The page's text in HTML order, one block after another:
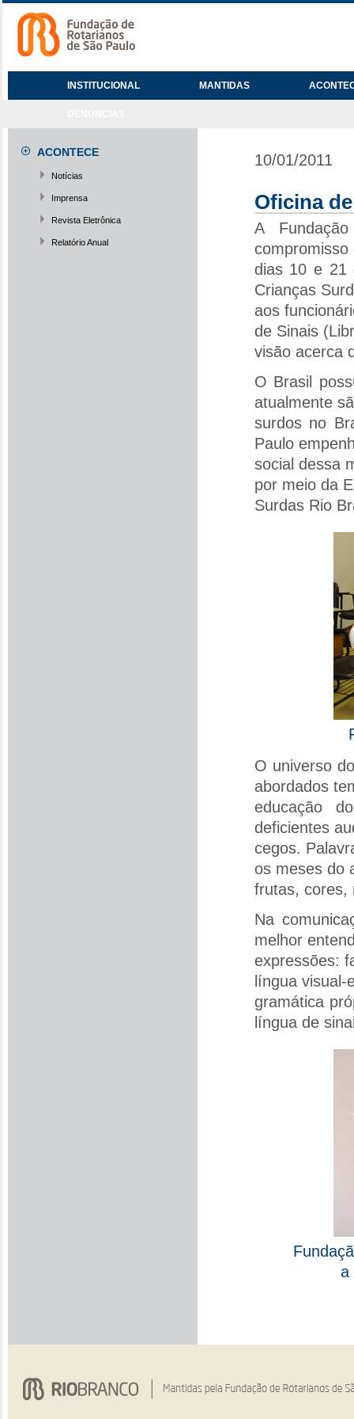
INSTITUCIONAL MANTIDAS
ACONTECE
Notícias
Imprensa
Revista Eletrônica
Relatório Anual
10/01/2011
Oficina
A
dias 10 e 21
Crianças
aos
de Sinais
visão acerca
O Brasil
atualmente
surdos no
Paulo
social dessa
por meio da
Surdas Rio
O universo
abordados
educação
deficientes
cegos.
os meses do
frutas, cores,
Na
melhor
expressões:
língua visual-
gramática
língua de
a